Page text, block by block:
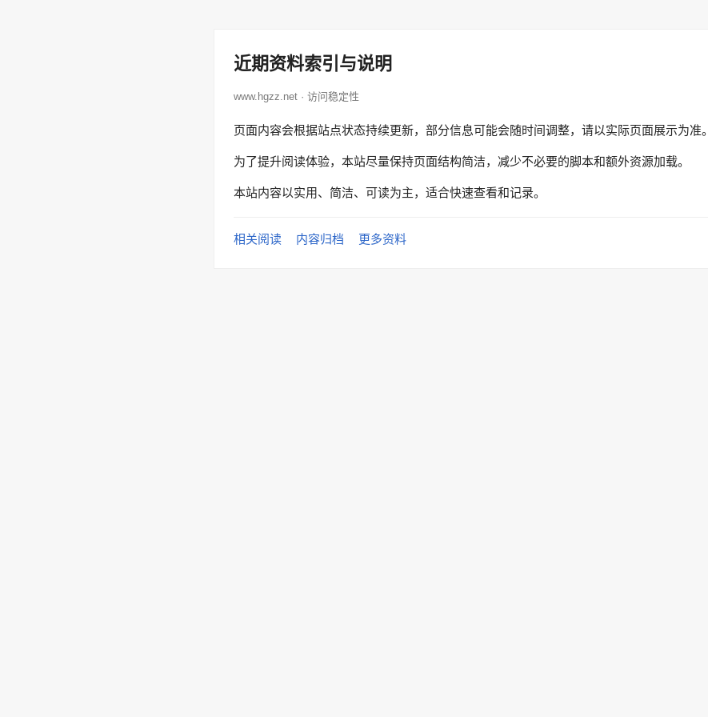
近期资料索引与说明
www.hgzz.net · 访问稳定性
页面内容会根据站点状态持续更新，部分信息可能会随时间调整，请以实际页面展示为准。
为了提升阅读体验，本站尽量保持页面结构简洁，减少不必要的脚本和额外资源加载。
本站内容以实用、简洁、可读为主，适合快速查看和记录。
相关阅读 内容归档 更多资料